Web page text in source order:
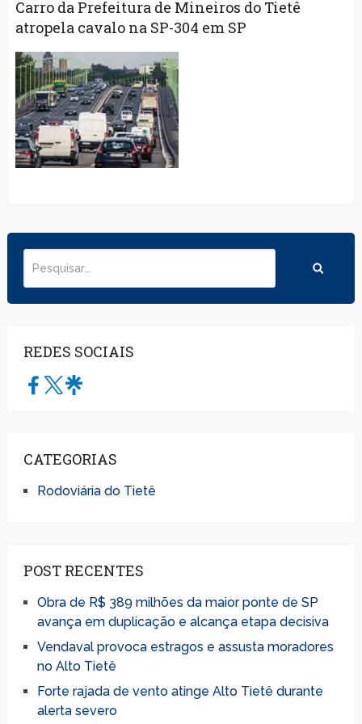
Carro da Prefeitura de Mineiros do Tietê
atropela cavalo na SP-304 em SP
REDES SOCIAIS
CATEGORIAS
Rodoviária do Tietê
POST RECENTES
Obra de R$ 389 milhões da maior ponte de SP
avança em duplicação e alcança etapa decisiva
Vendaval provoca estragos e assusta moradores
no Alto Tietê
Forte rajada de vento atinge Alto Tietê durante
alerta severo